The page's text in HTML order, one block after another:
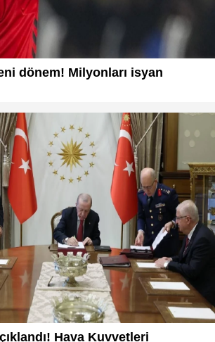
dönem! Milyonları isyan
Hava Kuvvetleri